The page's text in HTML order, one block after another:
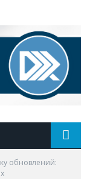
обновлений: